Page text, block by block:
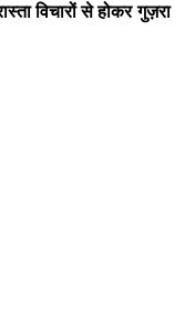
विचारों से होकर गुज़रा